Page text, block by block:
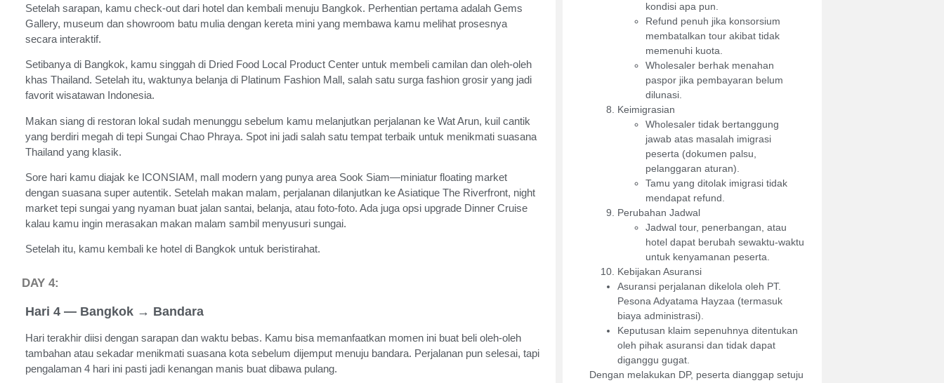
Setelah sarapan, kamu check-out dari hotel dan kembali menuju Bangkok. Perhentian pertama adalah Gems
Gallery, museum dan showroom batu mulia dengan kereta mini yang membawa kamu melihat prosesnya
secara interaktif.
Setibanya di Bangkok, kamu singgah di Dried Food Local Product Center untuk membeli camilan dan oleh-oleh
khas Thailand. Setelah itu, waktunya belanja di Platinum Fashion Mall, salah satu surga fashion grosir yang jadi
favorit wisatawan Indonesia.
Makan siang di restoran lokal sudah menunggu sebelum kamu melanjutkan perjalanan ke Wat Arun, kuil cantik
yang berdiri megah di tepi Sungai Chao Phraya. Spot ini jadi salah satu tempat terbaik untuk menikmati suasana
Thailand yang klasik.
Sore hari kamu diajak ke ICONSIAM, mall modern yang punya area Sook Siam—miniatur floating market
dengan suasana super autentik. Setelah makan malam, perjalanan dilanjutkan ke Asiatique The Riverfront, night
market tepi sungai yang nyaman buat jalan santai, belanja, atau foto-foto. Ada juga opsi upgrade Dinner Cruise
kalau kamu ingin merasakan makan malam sambil menyusuri sungai.
Setelah itu, kamu kembali ke hotel di Bangkok untuk beristirahat.
DAY 4:
Hari 4 — Bangkok → Bandara
Hari terakhir diisi dengan sarapan dan waktu bebas. Kamu bisa memanfaatkan momen ini buat beli oleh-oleh
tambahan atau sekadar menikmati suasana kota sebelum dijemput menuju bandara. Perjalanan pun selesai, tapi
pengalaman 4 hari ini pasti jadi kenangan manis buat dibawa pulang.
kondisi apa pun.
Refund penuh jika konsorsium
membatalkan tour akibat tidak
memenuhi kuota.
Wholesaler berhak menahan
paspor jika pembayaran belum
dilunasi.
Keimigrasian
Wholesaler tidak bertanggung
jawab atas masalah imigrasi
peserta (dokumen palsu,
pelanggaran aturan).
Tamu yang ditolak imigrasi tidak
mendapat refund.
Perubahan Jadwal
Jadwal tour, penerbangan, atau
hotel dapat berubah sewaktu-waktu
untuk kenyamanan peserta.
Kebijakan Asuransi
Asuransi perjalanan dikelola oleh PT.
Pesona Adyatama Hayzaa (termasuk
biaya administrasi).
Keputusan klaim sepenuhnya ditentukan
oleh pihak asuransi dan tidak dapat
diganggu gugat.
Dengan melakukan DP, peserta dianggap setuju